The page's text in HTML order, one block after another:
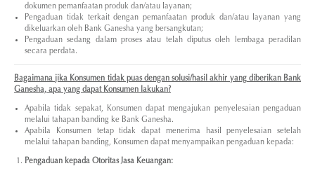
dokumen pemanfaatan produk dan/atau layanan;
Pengaduan tidak terkait dengan pemanfaatan produk dan/atau layanan yang
dikeluarkan oleh Bank Ganesha yang bersangkutan;
Pengaduan sedang dalam proses atau telah diputus oleh lembaga peradilan
secara perdata.
Bagaimana jika Konsumen tidak puas dengan solusi/hasil akhir yang diberikan Bank
Ganesha, apa yang dapat Konsumen lakukan?
Apabila tidak sepakat, Konsumen dapat mengajukan penyelesaian pengaduan
melalui tahapan banding ke Bank Ganesha.
Apabila Konsumen tetap tidak dapat menerima hasil penyelesaian setelah
melalui tahapan banding, Konsumen dapat menyampaikan pengaduan kepada:
Pengaduan kepada Otoritas Jasa Keuangan: